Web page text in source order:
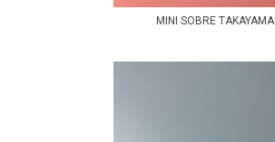
MINI SOBRE TAKAYAMA